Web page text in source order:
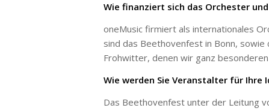
Wie finanziert sich das Orchester
oneMusic firmiert als internationales
sind das Beethovenfest in Bonn, sowie
Frohwitter, denen wir ganz
Wie werden Sie Veranstalter für Ihre
Das Beethovenfest unter der Leitung